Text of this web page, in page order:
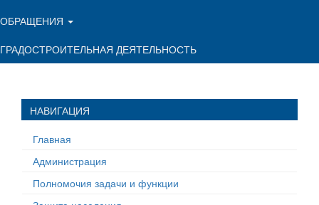
ОБРАЩЕНИЯ
ГРАДОСТРОИТЕЛЬНАЯ ДЕЯТЕЛЬНОСТЬ
НАВИГАЦИЯ
Главная
Администрация
Полномочия задачи и функции